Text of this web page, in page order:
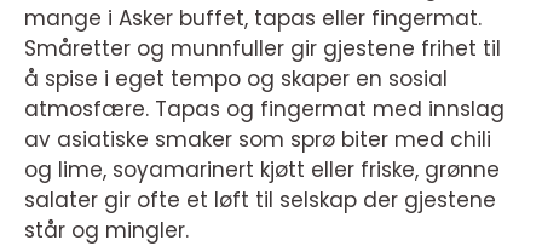
mange i Asker buffet, tapas eller fingermat.
Småretter og munnfuller gir gjestene frihet til
å spise i eget tempo og skaper en sosial
atmosfære. Tapas og fingermat med innslag
av asiatiske smaker som sprø biter med chili
og lime, soyamarinert kjøtt eller friske, grønne
salater gir ofte et løft til selskap der gjestene
står og mingler.